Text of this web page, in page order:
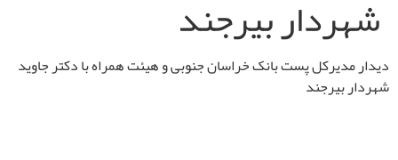
شهردار بیرجند
دیدار مدیرکل پست بانک خراسان جنوبی و هیئت همراه با دکتر جاوید
شهردار بیرجند